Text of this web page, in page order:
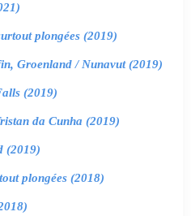
plongées (2019)
Groenland / Nunavut (2019)
(2019)
da Cunha (2019)
(2019)
plongées (2018)